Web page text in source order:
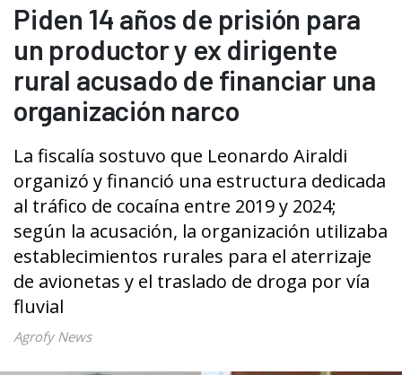
Piden 14 años de prisión para
un productor y ex dirigente
rural acusado de financiar una
organización narco
La fiscalía sostuvo que Leonardo Airaldi
organizó y financió una estructura dedicada
al tráfico de cocaína entre 2019 y 2024;
según la acusación, la organización utilizaba
establecimientos rurales para el aterrizaje
de avionetas y el traslado de droga por vía
fluvial
Agrofy News